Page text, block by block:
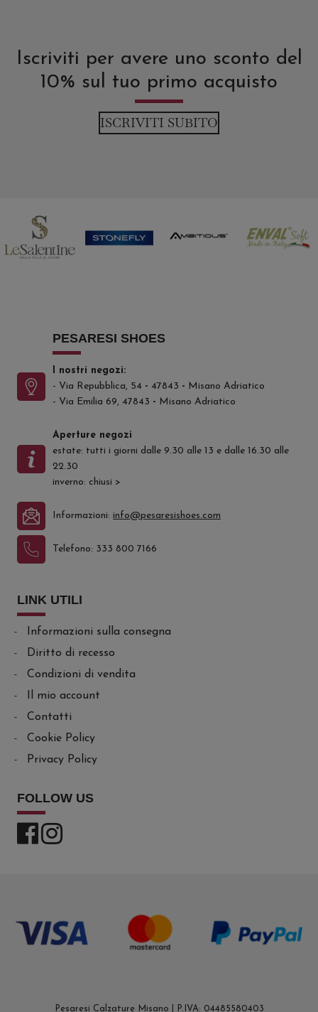
Iscriviti per avere uno sconto del
10% sul tuo primo acquisto
ISCRIVITI SUBITO
PESARESI SHOES
I nostri negozi:
- Via Repubblica, 54 - 47843 - Misano Adriatico
- Via Emilia 69, 47843 - Misano Adriatico
Aperture negozi
estate: tutti i giorni dalle 9.30 alle 13 e dalle 16.30 alle
22.30
inverno: chiusi >
Informazioni:info@pesaresishoes.com
Telefono: 333 800 7166
LINK UTILI
Informazioni sulla consegna
Diritto di recesso
Condizioni di vendita
Il mio account
Contatti
Cookie Policy
Privacy Policy
FOLLOW US
Pesaresi Calzature Misano | P.IVA: 04485580403